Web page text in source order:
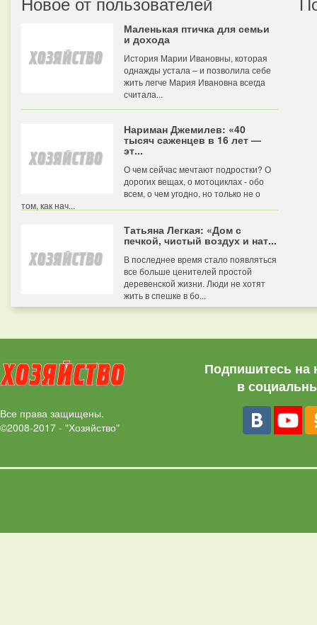
Маленькая птичка для семьи
и дохода
История Марии Ивановны, которая
однажды устала – и позволила себе
жить легче Мария Ивановна всегда
считала...
Нариман Джемилев: «40
тысяч саженцев в 16 лет —
эт...
О чем сейчас мечтают подростки? О
дорогих вещах, о мотоциклах - обо
всем, о чем угодно, но только не о
том, как нач...
Татьяна Легкая: «Дом с
печкой, чистый воздух и нат...
В последнее время стало появляться
все больше ценителей простой
деревенской жизни. Люди не хотят
жить в спешке в бо...
Все права защищены.
©2008-2017 - "Хозяйство"
Подпишитесь на
в